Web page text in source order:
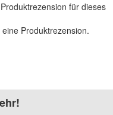
für dieses
Produktrezension.